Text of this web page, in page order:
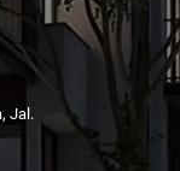
Jal.